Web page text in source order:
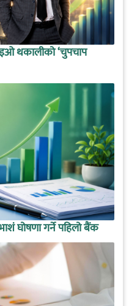
थकालीको ‘चुपचाप
घोषणा गर्ने पहिलो बैंक